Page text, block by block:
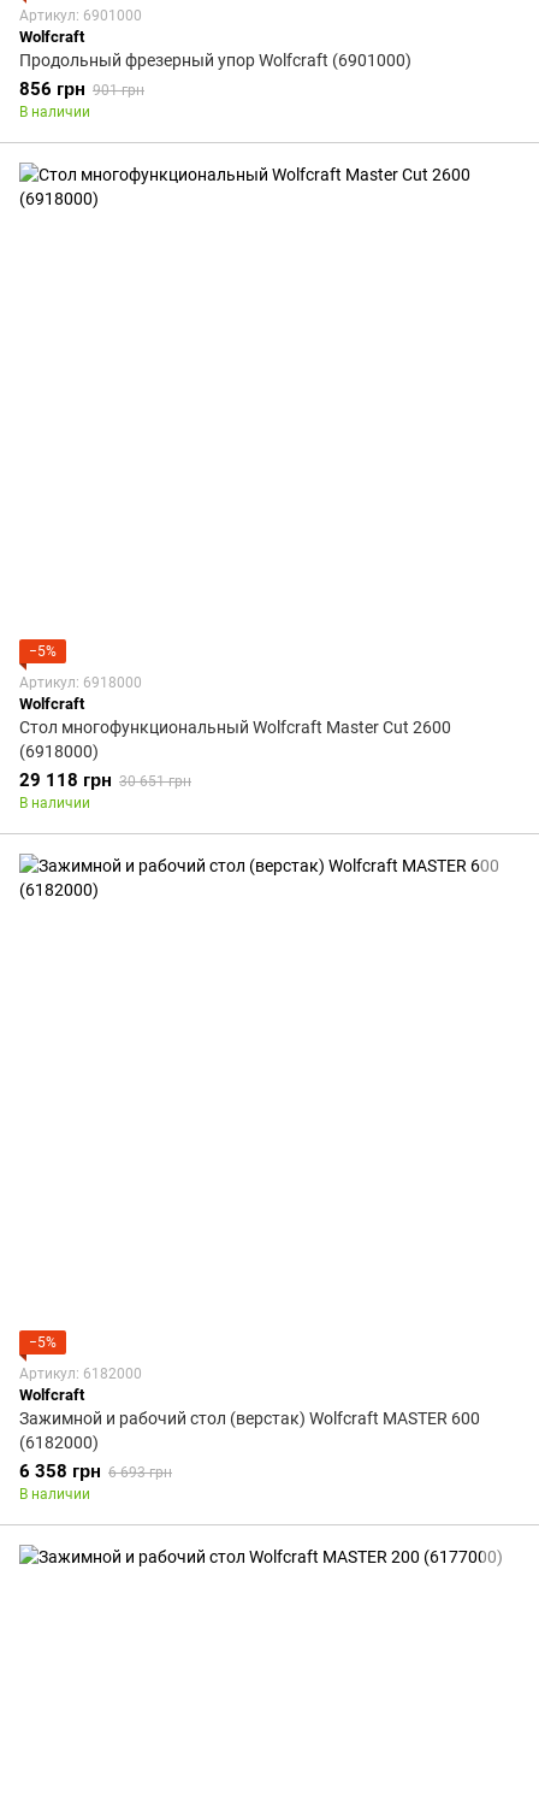
Артикул: 6901000
Wolfcraft
Продольный фрезерный упор Wolfcraft (6901000)
856 грн 901 грн
В наличии
−5%
Артикул: 6918000
Wolfcraft
Стол многофункциональный Wolfcraft Master Cut 2600
(6918000)
29 118 грн 30 651 грн
В наличии
−5%
Артикул: 6182000
Wolfcraft
Зажимной и рабочий стол (верстак) Wolfcraft MASTER 600
(6182000)
6 358 грн 6 693 грн
В наличии